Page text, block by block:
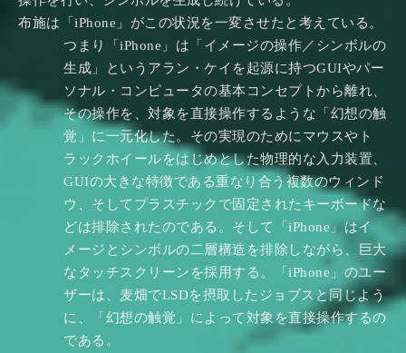
布施は「iPhone」がこの状況を一変させたと考えている。
つまり「iPhone」は「イメージの操作／シンボルの
生成」というアラン・ケイを起源に持つGUIやパー
ソナル・コンピュータの基本コンセプトから離れ、
その操作を、対象を直接操作するような「幻想の触
覚」に一元化した。その実現のためにマウスやト
ラックホイールをはじめとした物理的な入力装置、
GUIの大きな特徴である重なり合う複数のウィンド
ウ、そしてプラスチックで固定されたキーボードな
どは排除されたのである。そして「iPhone」はイ
メージとシンボルの二層構造を排除しながら、巨大
なタッチスクリーンを採用する。「iPhone」のユー
ザーは、麦畑でLSDを摂取したジョブスと同じよう
に、「幻想の触覚」によって対象を直接操作するの
である。